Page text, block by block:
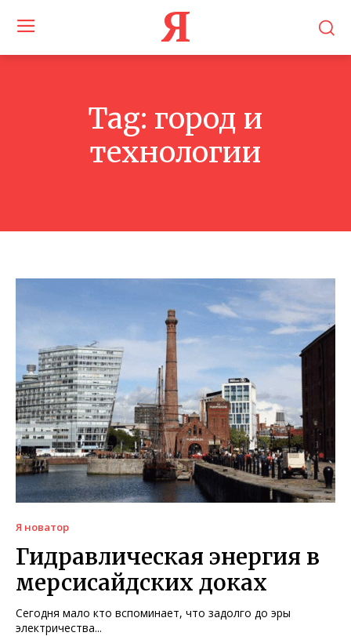
Я
Tag: город и
технологии
Я новатор
Гидравлическая энергия в
мерсисайдских доках
Сегодня мало кто вспоминает, что задолго до эры
электричества...